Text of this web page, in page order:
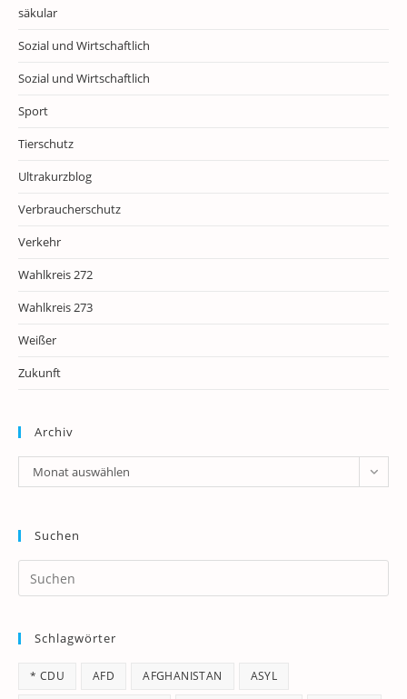
säkular
Sozial und Wirtschaftlich
Sozial und Wirtschaftlich
Sport
Tierschutz
Ultrakurzblog
Verbraucherschutz
Verkehr
Wahlkreis 272
Wahlkreis 273
Weißer
Zukunft
Archiv
Archiv
Monat auswählen
Suchen
Schlagwörter
* CDU AFD AFGHANISTAN ASYL